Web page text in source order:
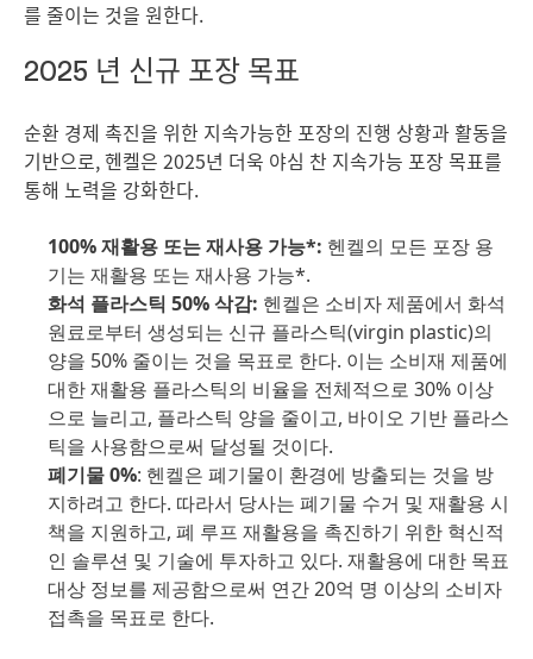
를 줄이는 것을 원한다.
2025 년 신규 포장 목표
순환 경제 촉진을 위한 지속가능한 포장의 진행 상황과 활동을
기반으로, 헨켈은 2025년 더욱 야심 찬 지속가능 포장 목표를
통해 노력을 강화한다.
100% 재활용 또는 재사용 가능*: 헨켈의 모든 포장 용
기는 재활용 또는 재사용 가능*.
화석 플라스틱 50% 삭감: 헨켈은 소비자 제품에서 화석
원료로부터 생성되는 신규 플라스틱(virgin plastic)의
양을 50% 줄이는 것을 목표로 한다. 이는 소비재 제품에
대한 재활용 플라스틱의 비율을 전체적으로 30% 이상
으로 늘리고, 플라스틱 양을 줄이고, 바이오 기반 플라스
틱을 사용함으로써 달성될 것이다.
폐기물 0%: 헨켈은 폐기물이 환경에 방출되는 것을 방
지하려고 한다. 따라서 당사는 폐기물 수거 및 재활용 시
책을 지원하고, 폐 루프 재활용을 촉진하기 위한 혁신적
인 솔루션 및 기술에 투자하고 있다. 재활용에 대한 목표
대상 정보를 제공함으로써 연간 20억 명 이상의 소비자
접촉을 목표로 한다.